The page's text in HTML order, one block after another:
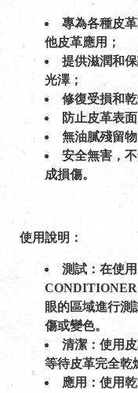
專為各種皮
他皮革應用；
提供滋潤和
光澤；
修復受損和
防止皮革表
無油膩殘留
安全無害，
成損傷。
使用說明：
測試：在使
眼的區域進行測
傷或變色。
清潔：使用
等待皮革完全乾
應用：使用